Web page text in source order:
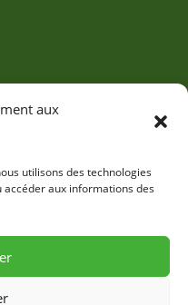
aux
utilisons des technologies
aux informations des
de cookies (EU)